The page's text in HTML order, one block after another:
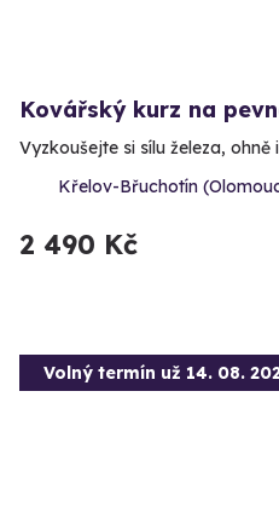
Kovářský kurz na
Vyzkoušejte si sílu železa, ohně
Křelov-Břuchotín
2 490 Kč
Volný termín už 14. 08.